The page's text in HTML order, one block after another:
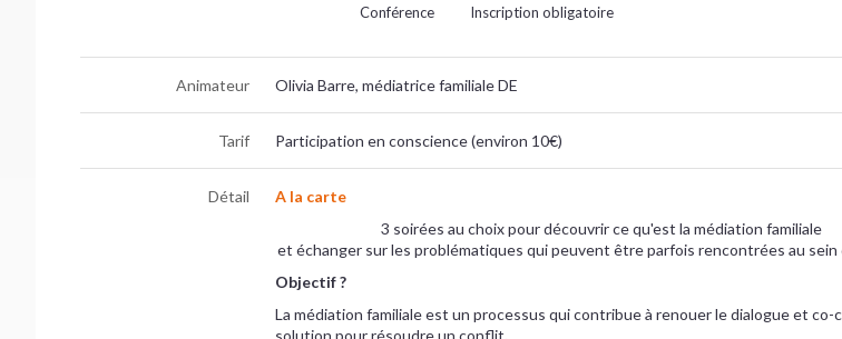
Conférence Inscription obligatoire
Animateur Olivia Barre, médiatrice familiale DE
Tarif Participation en conscience (environ 10€)
Détail
A la carte
3 soirées au choix pour découvrir ce qu'est la médiation familiale
et échanger sur les problématiques qui peuvent être parfois rencontrées au sein
Objectif ?
La médiation familiale est un processus qui contribue à renouer le dialogue et co-
solution pour résoudre un conflit.